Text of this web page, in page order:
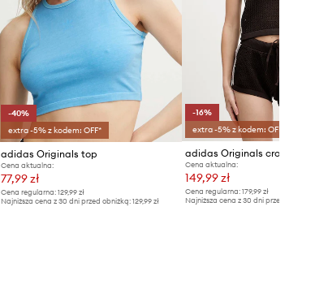
-40%
extra -5% z kodem: OFF*
adidas Originals top
Cena aktualna:
77,99 zł
Cena regularna:129,99 zł
Najniższa cena z 30 dni przed obniżką:129,99 zł
-16%
extra -5% z kodem: OFF*
adidas Originals crop top
Cena aktualna:
149,99 zł
Cena regularna: 179,99 zł
Najniższa cena z 30 dni przed obniżką: